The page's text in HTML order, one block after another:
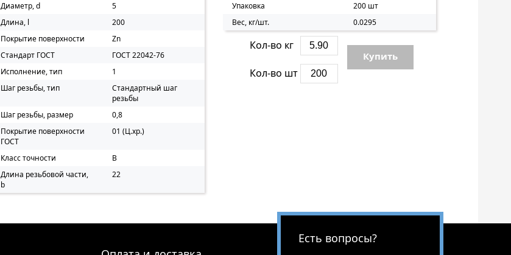
Диаметр, d
5
Длина, l
200
Покрытие поверхности
Zn
Стандарт ГОСТ
ГОСТ 22042-76
Исполнение, тип
1
Шаг резьбы, тип
Стандартный шаг
резьбы
Шаг резьбы, размер
0,8
Покрытие поверхности
ГОСТ
01 (Ц.хр.)
Класс точности
B
Длина резьбовой части,
b
22
Упаковка
200 шт
Вес, кг/шт.
0.0295
Кол-во кг
Кол-во шт
Купить
Есть вопросы?